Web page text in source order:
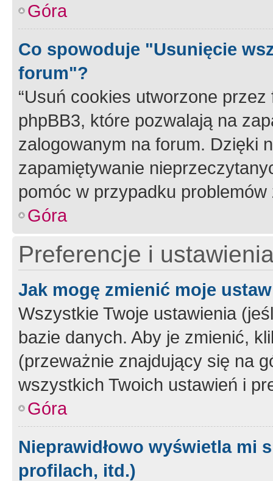
Góra
Co spowoduje "Usunięcie
forum"?
“Usuń cookies utworzone
phpBB3, które pozwalają na
zalogowanym na forum. Dzięki
zapamiętywanie
pomóc w przypadku
Góra
Preferencje i
Jak mogę zmienić moje
Wszystkie Twoje ustawienia
bazie danych. Aby je zmienić,
(przeważnie znajdujący się na
wszystkich Twoich ustawień i
Góra
Nieprawidłowo wyświetla mi
profilach, itd.)